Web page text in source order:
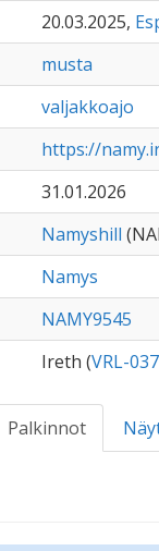
20.03.2025,
musta
valjakkoajo
https://
31.01.2026
Namyshill
Namys
NAMY9545
Ireth (VRL-
Palkinnot